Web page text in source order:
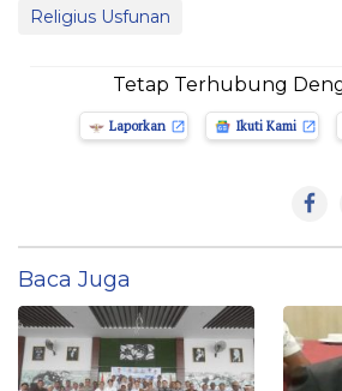
Religius Usfunan
Tetap Terhubung
Laporkan Ikuti Kami
Baca Juga